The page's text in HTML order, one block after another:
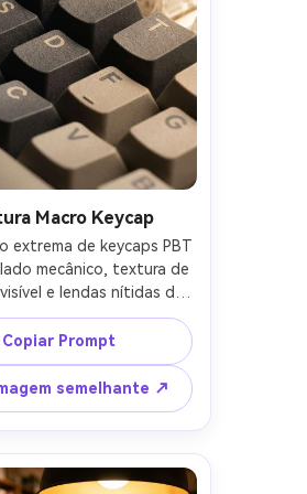
Macro Keycap
extrema de keycaps PBT
mecânico, textura de
e lendas nítidas de
iluminação lateral quente
micro sombras entre as
em uma lente
f/4, foco nítido em
de teclas com bokeh
atrás, fotografia de
produto editorial, ultra-
realista-AR 4:5
Copiar Prompt
semelhante ↗